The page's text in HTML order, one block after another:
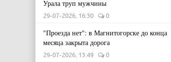
Урала труп мужчины
29-07-2026, 16:30 0
"Проезда нет": в Магнитогорске до конца
месяца закрыта дорога
29-07-2026, 13:49 0